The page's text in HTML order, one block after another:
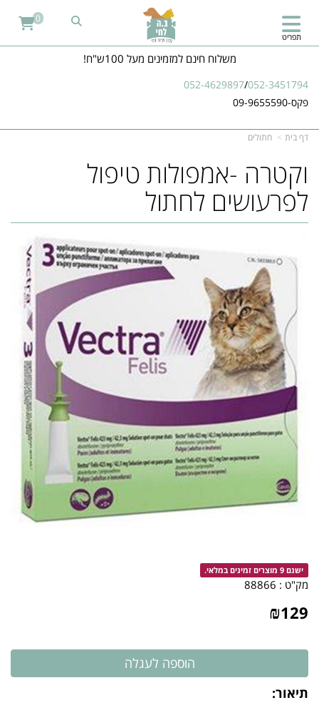
משלוח חינם למזמינים מעל 100ש"ח!
052-4629897/052-3451794
פקס-09-9655590
תפריט
0
דף בית חתולים
וקטרה -אמפולות טיפול
לפרעושים לחתול
ישנם 9 מוצרים זמינים במלאי.
מק"ט : 88866
₪129
תיאור: